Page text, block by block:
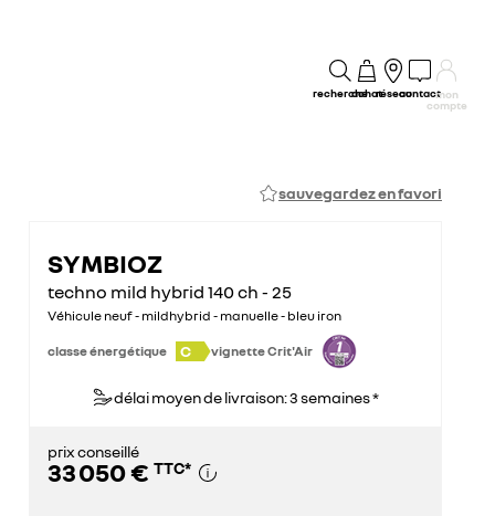
rechercheachatréseaucontactmon
compte
sauvegardez en favori
SYMBIOZ
techno mild hybrid 140 ch - 25
Véhicule neuf - mildhybrid - manuelle - bleu iron
classe énergétique C vignette Crit'Air
délai moyen de livraison: 3 semaines *
prix conseillé
33 050 € TTC*